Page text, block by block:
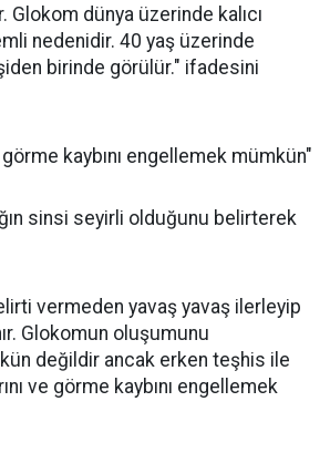
Glokom dünya üzerinde kalıcı
nedenidir. 40 yaş üzerinde
birinde görülür." ifadesini
kaybını engellemek mümkün"
sinsi seyirli olduğunu belirterek
vermeden yavaş yavaş ilerleyip
Glokomun oluşumunu
değildir ancak erken teşhis ile
ve görme kaybını engellemek